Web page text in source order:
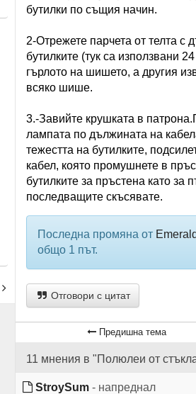
бутилки по същия начин.
2-Отрежете парчета от телта с
бутилките (тук са използвани
гърлото на шишето, а другия
всяко шише.
3.-Завийте крушката в
лампата по дължината на
тежестта на бутилките,
кабел, която промушнете в
бутилките за пръстена като за
последващите скъсявате.
Последна промяна от Emerald
общо 1 път.
Отговори с цитат
Предишна тема
11 мнения в "Полюлеи от
StroySum - напреднал